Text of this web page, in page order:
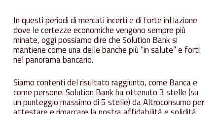
In questi periodi di mercati incerti e di forte inflazione
dove le certezze economiche vengono sempre più
minate, oggi possiamo dire che Solution Bank si
mantiene come una delle banche più “in salute” e forti
nel panorama bancario.
Siamo contenti del risultato raggiunto, come Banca e
come persone. Solution Bank ha ottenuto 3 stelle (su
un punteggio massimo di 5 stelle) da Altroconsumo per